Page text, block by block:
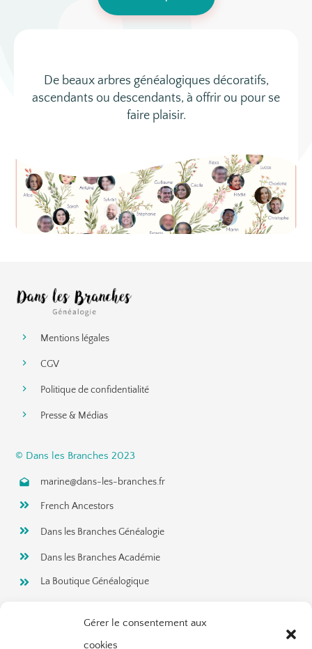
Gérer le consentement aux
cookies
De beaux arbres généalogiques décoratifs,
ascendants ou descendants, à offrir ou pour se
faire plaisir.
Mentions légales
CGV
Politique de confidentialité
Presse & Médias
© Dans les Branches 2023
marine@dans-les-branches.fr
French Ancestors
Dans les Branches Généalogie
Dans les Branches Académie
La Boutique Généalogique
Rejoignez ma newsletter!